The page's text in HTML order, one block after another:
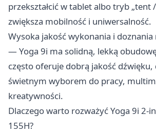
przekształcić w tablet albo tryb „tent
zwiększa mobilność i uniwersalność.
Wysoka jakość wykonania i
— Yoga 9i ma solidną, lekką
często oferuje dobrą jakość dźwięku,
świetnym wyborem do pracy,
kreatywności.
Dlaczego warto rozważyć Yoga 9i 2-
155H?